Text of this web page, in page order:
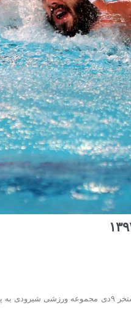
هفته نخست بیست و پنجمین دوره لیگ برتر واترپلو با برگزاری